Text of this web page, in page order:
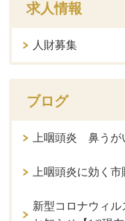
求人情報
人財募集
ブログ
上咽頭炎 鼻うが
上咽頭炎に効く
新型コロナウィ